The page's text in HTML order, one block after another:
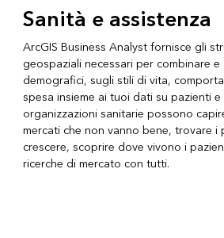
Sanità e assistenza
ArcGIS Business Analyst fornisce gli
geospaziali necessari per combinare
demografici, sugli stili di vita,
spesa insieme ai tuoi dati su pazienti
organizzazioni sanitarie possono
mercati che non vanno bene, trovare
crescere, scoprire dove vivono i
ricerche di mercato con tutti.